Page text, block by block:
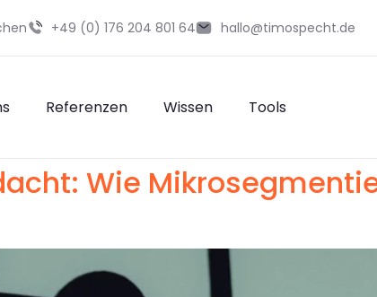
+49 (0) 176 204 801 64 hallo@timospecht.de
Referenzen Wissen Tools
Wie